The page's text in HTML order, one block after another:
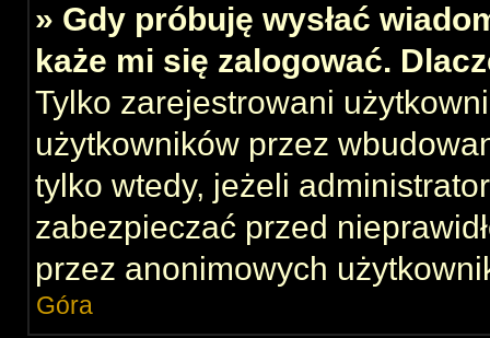
» Gdy próbuję wysłać
każe mi się zalogować.
Tylko zarejestrowani
użytkowników przez
tylko wtedy, jeżeli
zabezpieczać przed
przez anonimowych
Góra